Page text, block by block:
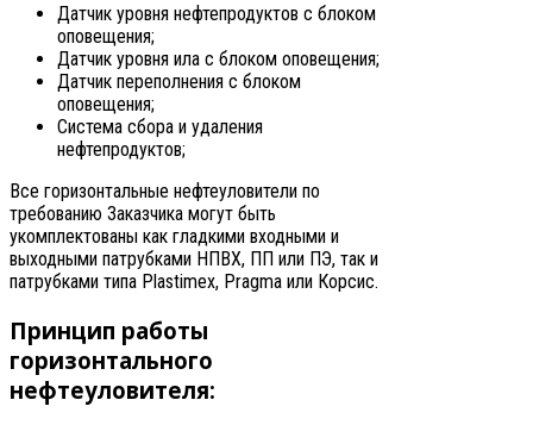
Датчик уровня нефтепродуктов с блоком
оповещения;
Датчик уровня ила с блоком оповещения;
Датчик переполнения с блоком
оповещения;
Система сбора и удаления
нефтепродуктов;
Все горизонтальные нефтеуловители по
требованию Заказчика могут быть
укомплектованы как гладкими входными и
выходными патрубками НПВХ, ПП или ПЭ, так и
патрубками типа Plastimex, Pragma или Корсис.
Принцип работы
горизонтального
нефтеуловителя: